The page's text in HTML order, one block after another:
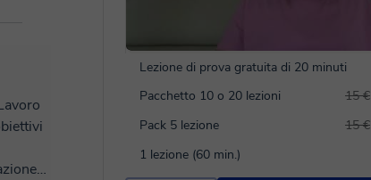
Lezione di prova gratuita di 20 minuti
Pacchetto 10 o 20 lezioni
15 €
Pack 5 lezione
15 €
1 lezione (60 min.)